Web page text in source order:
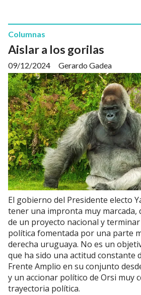
Aislar a los gorilas
Gerardo Gadea
Columnas
09/12/2024
El gobierno del Presidente electo
tener una impronta muy marcada,
de un proyecto nacional y
política fomentada por una parte
derecha uruguaya. No es un
que ha sido una actitud constante
Frente Amplio en su conjunto
y un accionar político de Orsi muy
trayectoria política.